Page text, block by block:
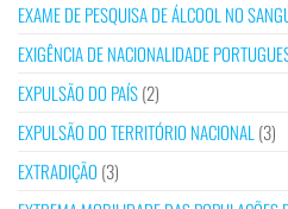
EXAME DE PESQUISA DE ÁLCOOL NO
EXIGÊNCIA DE NACIONALIDADE
EXPULSÃO DO PAÍS(2)
EXPULSÃO DO TERRITÓRIO NACIONAL(3)
EXTRADIÇÃO (3)